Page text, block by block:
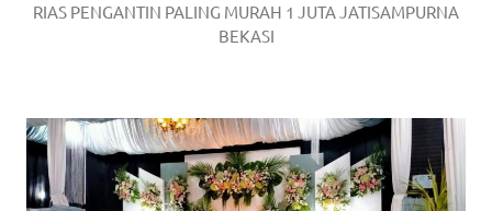
RIAS PENGANTIN PALING MURAH 1 JUTA JATISAMPURNA
BEKASI